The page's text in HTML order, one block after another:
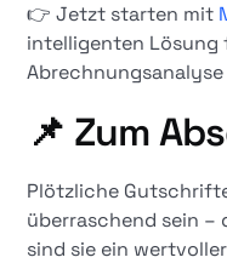
👉 Jetzt starten mit
intelligenten Lösung
📌 Zum
Plötzliche
überraschend sein
sind sie ein